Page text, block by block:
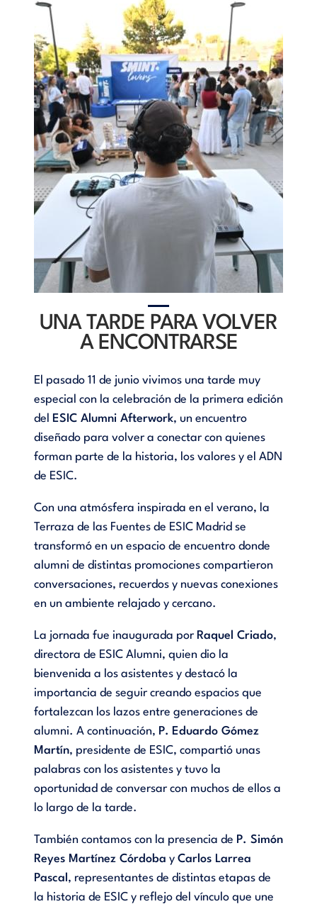
UNA TARDE PARA VOLVER
A ENCONTRARSE
El pasado 11 de junio vivimos una tarde muy
especial con la celebración de la primera edición
del
ESIC Alumni Afterwork, un encuentro
diseñado para volver a conectar con quienes
forman parte de la historia, los valores y el ADN
de ESIC.
Con una atmósfera inspirada en el verano, la
Terraza de las Fuentes de ESIC Madrid se
transformó en un espacio de encuentro donde
alumni de distintas promociones compartieron
conversaciones, recuerdos y nuevas conexiones
en un ambiente relajado y cercano.
La jornada fue inaugurada por Raquel Criado,
directora de ESIC Alumni, quien dio la
bienvenida a los asistentes y destacó la
importancia de seguir creando espacios que
fortalezcan los lazos entre generaciones de
alumni. A continuación, P. Eduardo Gómez
Martín, presidente de ESIC, compartió unas
palabras con los asistentes y tuvo la
oportunidad de conversar con muchos de ellos a
lo largo de la tarde.
También contamos con la presencia de P. Simón
Reyes Martínez Córdoba y Carlos Larrea
Pascal , representantes de distintas etapas de
la historia de ESIC y reflejo del vínculo que une